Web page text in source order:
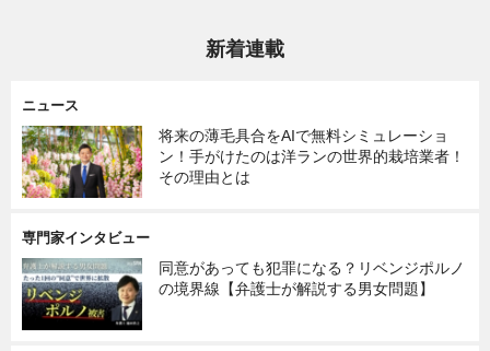
新着連載
ニュース
将来の薄毛具合をAIで無料シミュレーショ
ン！手がけたのは洋ランの世界的栽培業者！
その理由とは
専門家インタビュー
同意があっても犯罪になる？リベンジポルノ
の境界線【弁護士が解説する男女問題】